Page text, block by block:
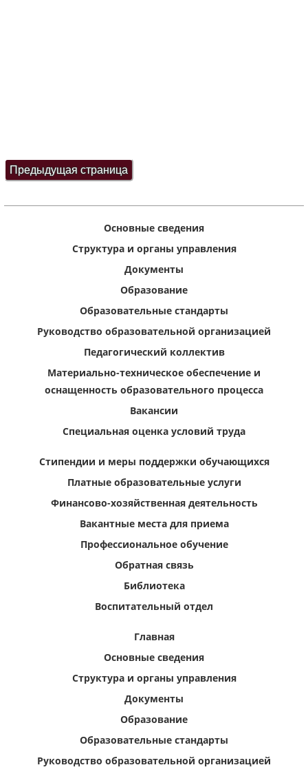
Основные сведения
Структура и органы управления
Документы
Образование
Образовательные стандарты
Руководство образовательной организацией
Педагогический коллектив
Материально-техническое обеспечение и
оснащенность образовательного процесса
Вакансии
Специальная оценка условий труда
Стипендии и меры поддержки обучающихся
Платные образовательные услуги
Финансово-хозяйственная деятельность
Вакантные места для приема
Профессиональное обучение
Обратная связь
Библиотека
Воспитательный отдел
Главная
Основные сведения
Структура и органы управления
Документы
Образование
Образовательные стандарты
Руководство образовательной организацией